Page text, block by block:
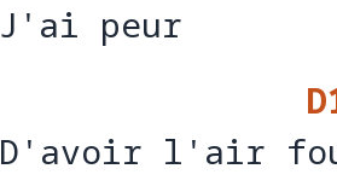
J'ai peur
J'ai peur
D'avoir l'air f
D'avoir l'air